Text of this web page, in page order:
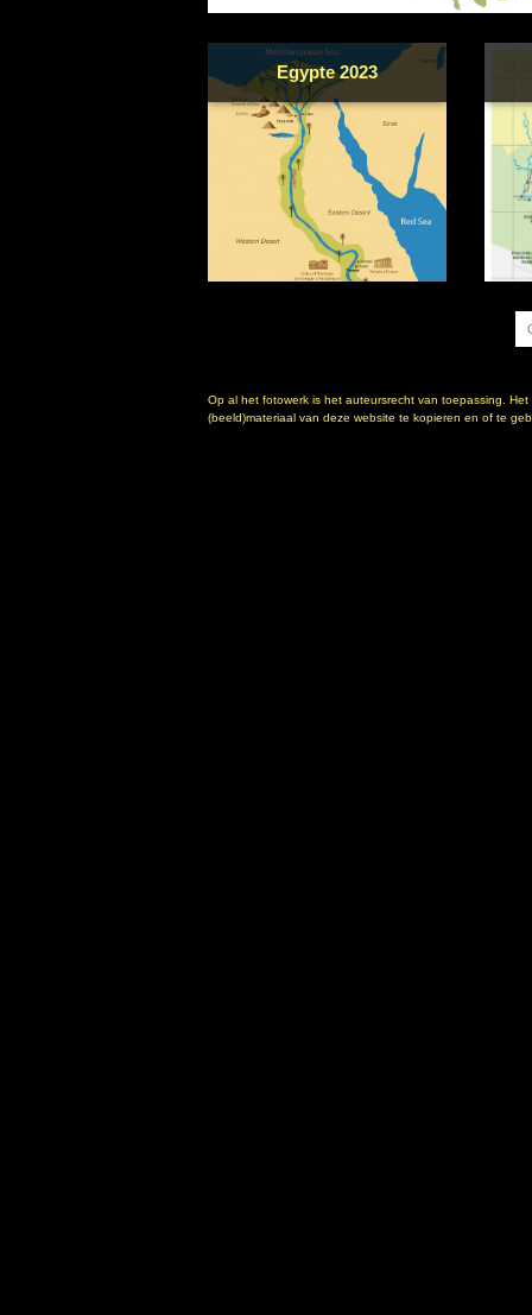
Egypte 2023
Op al het fotowerk is het auteursrecht van toepassing.
(beeld)materiaal van deze website te kopieren en of te